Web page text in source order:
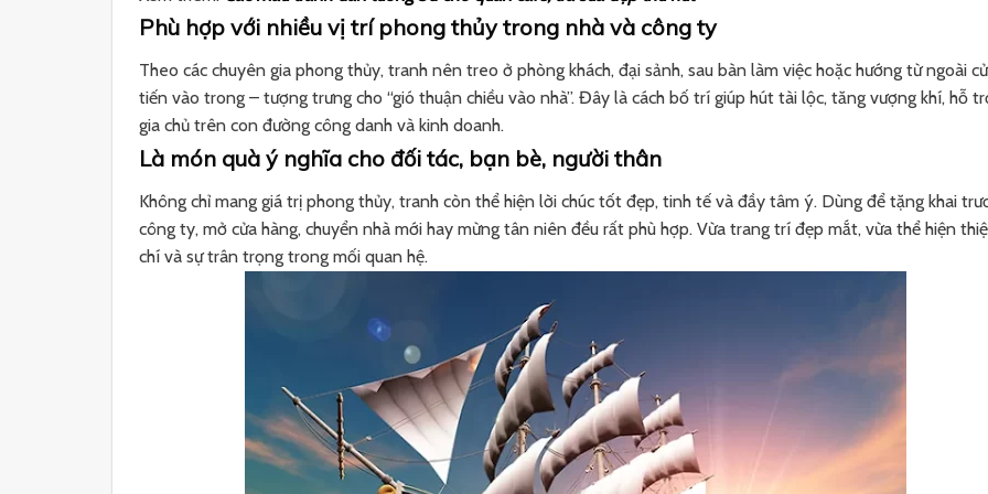
Phù hợp với nhiều vị trí phong thủy trong nhà và công ty
Theo các chuyên gia phong thủy, tranh nên treo ở phòng khách, đại sảnh, sau bàn làm việc hoặc hướng từ ngoài
tiến vào trong – tượng trưng cho “gió thuận chiều vào nhà”. Đây là cách bố trí giúp hút tài lộc, tăng vượng khí, hỗ
gia chủ trên con đường công danh và kinh doanh.
Là món quà ý nghĩa cho đối tác, bạn bè, người thân
Không chỉ mang giá trị phong thủy, tranh còn thể hiện lời chúc tốt đẹp, tinh tế và đầy tâm ý. Dùng để tặng khai
công ty, mở cửa hàng, chuyển nhà mới hay mừng tân niên đều rất phù hợp. Vừa trang trí đẹp mắt, vừa thể hiện
chí và sự trân trọng trong mối quan hệ.